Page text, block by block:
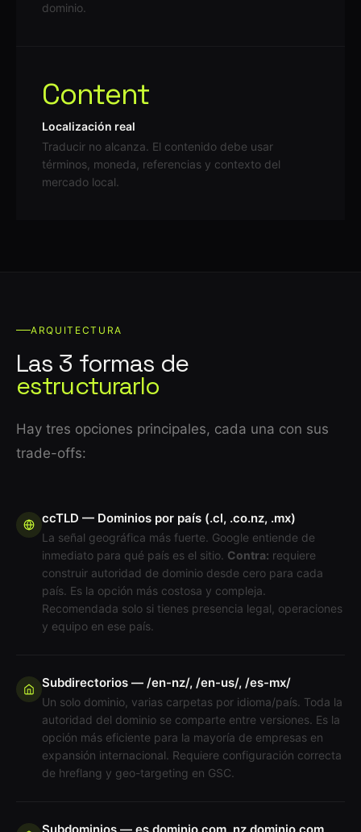
dominio.
Content
Localización real
Traducir no alcanza. El contenido debe usar
términos, moneda, referencias y contexto del
mercado local.
ARQUITECTURA
Las 3 formas de
estructurarlo
Hay tres opciones principales, cada una con sus
trade-offs:
ccTLD — Dominios por país (.cl, .co.nz, .mx)
La señal geográfica más fuerte. Google entiende de
inmediato para qué país es el sitio. Contra: requiere
construir autoridad de dominio desde cero para cada
país. Es la opción más costosa y compleja.
Recomendada solo si tienes presencia legal, operaciones
y equipo en ese país.
Subdirectorios — /en-nz/, /en-us/, /es-mx/
Un solo dominio, varias carpetas por idioma/país. Toda la
autoridad del dominio se comparte entre versiones. Es la
opción más eficiente para la mayoría de empresas en
expansión internacional. Requiere configuración correcta
de hreflang y geo-targeting en GSC.